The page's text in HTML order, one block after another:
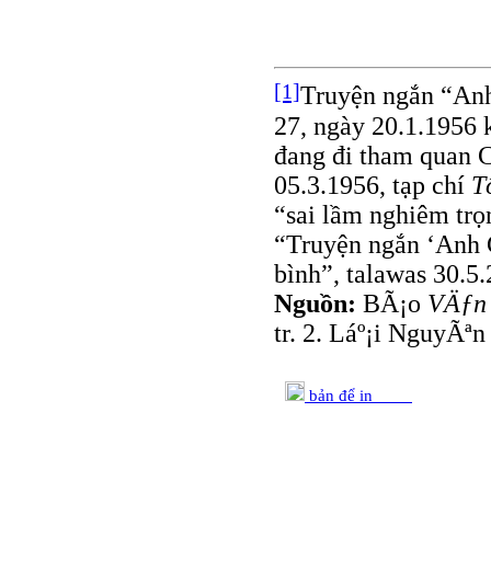
[1]Truyện ngắn
27, ngày 20.1.1956
đang đi tham quan
05.3.1956, tạp chí
“sai lầm nghiêm
“Truyện ngắn
bình”, talawas
Nguồn: BÃ¡o
tr. 2. Láº¡i NguyÃªn
bản để in